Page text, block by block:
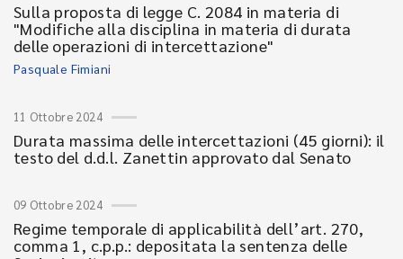
Sulla proposta di legge C. 2084 in materia di
"Modifiche alla disciplina in materia di durata
delle operazioni di intercettazione"
Pasquale Fimiani
11 Ottobre 2024
Durata massima delle intercettazioni (45 giorni): il
testo del d.d.l. Zanettin approvato dal Senato
09 Ottobre 2024
Regime temporale di applicabilità dell’art. 270,
comma 1, c.p.p.: depositata la sentenza delle